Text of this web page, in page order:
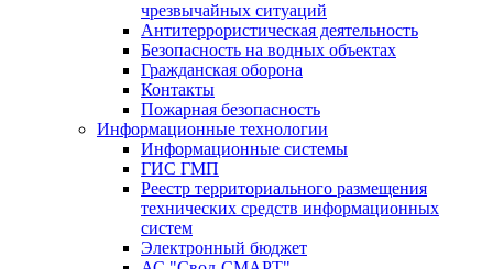
чрезвычайных ситуаций
Антитеррористическая деятельность
Безопасность на водных объектах
Гражданская оборона
Контакты
Пожарная безопасность
Информационные технологии
Информационные системы
ГИС ГМП
Реестр территориального размещения
технических средств информационных
систем
Электронный бюджет